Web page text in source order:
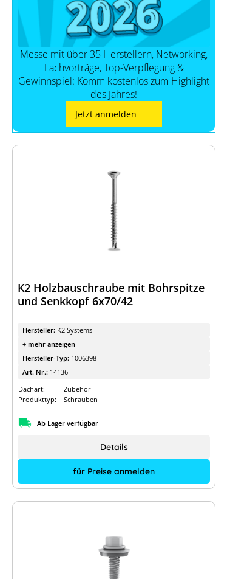
Messe mit über 35 Herstellern, Networking,
Fachvorträge, Top-Verpflegung &
Gewinnspiel: Komm kostenlos zum Highlight
des Jahres!
Jetzt anmelden
K2 Holzbauschraube mit Bohrspitze
und Senkkopf 6x70/42
Hersteller: K2 Systems
+ mehr anzeigen
Hersteller-Typ: 1006398
Art. Nr.: 14136
Dachart:
Zubehör
Produkttyp:
Schrauben
Ab Lager verfügbar
für Preise anmelden
Details